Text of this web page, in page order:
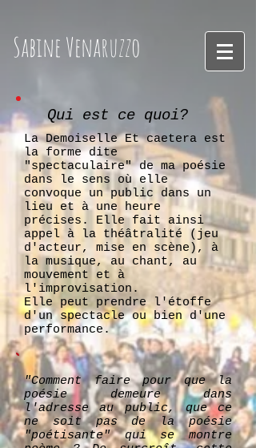
SabineVenaruzzo
Qui est ce quoi?
La Demoiselle Et caetera est
la forme dite
"spectaculaire" de ma poésie
dans le sens où elle
convoque un public dans un
lieu et à une heure
précises. Elle fait ainsi
appel à la théâtralité (jeu
d'acteur, mise en scène), à
la musique, au chant, au
mouvement et à
l'improvisation.
Elle peut prendre l'étoffe
d'un spectacle ou bien d'une
performance.
"Comment faire pour que la
poésie demeure dans
l'adresse au public, que ce
ne soit pas de la poésie
"poétisante" qui se montre